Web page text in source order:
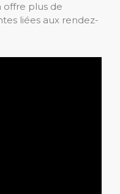
offre plus de
liées aux rendez-